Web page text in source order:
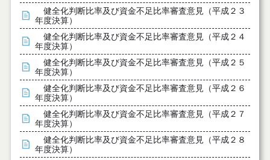
健全化判断比率及び資金不足比率審査意見（平成２３
年度決算）
健全化判断比率及び資金不足比率審査意見（平成２４
年度決算）
健全化判断比率及び資金不足比率審査意見（平成２５
年度決算）
健全化判断比率及び資金不足比率審査意見（平成２６
年度決算）
健全化判断比率及び資金不足比率審査意見（平成２７
年度決算）
健全化判断比率及び資金不足比率審査意見（平成２８
年度決算）